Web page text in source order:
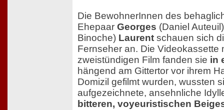
Die BewohnerInnen des
Ehepaar Georges (Daniel
Binoche) Laurent schauen sich
Fernseher an. Die Videokassette
zweistündigen Film fanden sie in
hängend am Gittertor vor ihrem
Domizil gefilmt wurden, wussten
aufgezeichnete, ansehnliche
bitteren, voyeuristischen